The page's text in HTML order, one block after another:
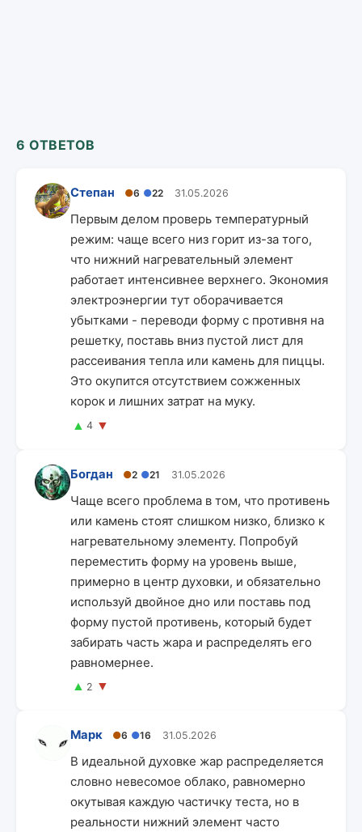
6 ОТВЕТОВ
Степан ●6 ●22 31.05.2026
Первым делом проверь температурный
режим: чаще всего низ горит из-за того,
что нижний нагревательный элемент
работает интенсивнее верхнего. Экономия
электроэнергии тут оборачивается
убытками - переводи форму с противня на
решетку, поставь вниз пустой лист для
рассеивания тепла или камень для пиццы.
Это окупится отсутствием сожженных
корок и лишних затрат на муку.
▲ 4 ▼
Богдан ●2 ●21 31.05.2026
Чаще всего проблема в том, что противень
или камень стоят слишком низко, близко к
нагревательному элементу. Попробуй
переместить форму на уровень выше,
примерно в центр духовки, и обязательно
используй двойное дно или поставь под
форму пустой противень, который будет
забирать часть жара и распределять его
равномернее.
▲ 2 ▼
Марк ●6 ●16 31.05.2026
В идеальной духовке жар распределяется
словно невесомое облако, равномерно
окутывая каждую частичку теста, но в
реальности нижний элемент часто